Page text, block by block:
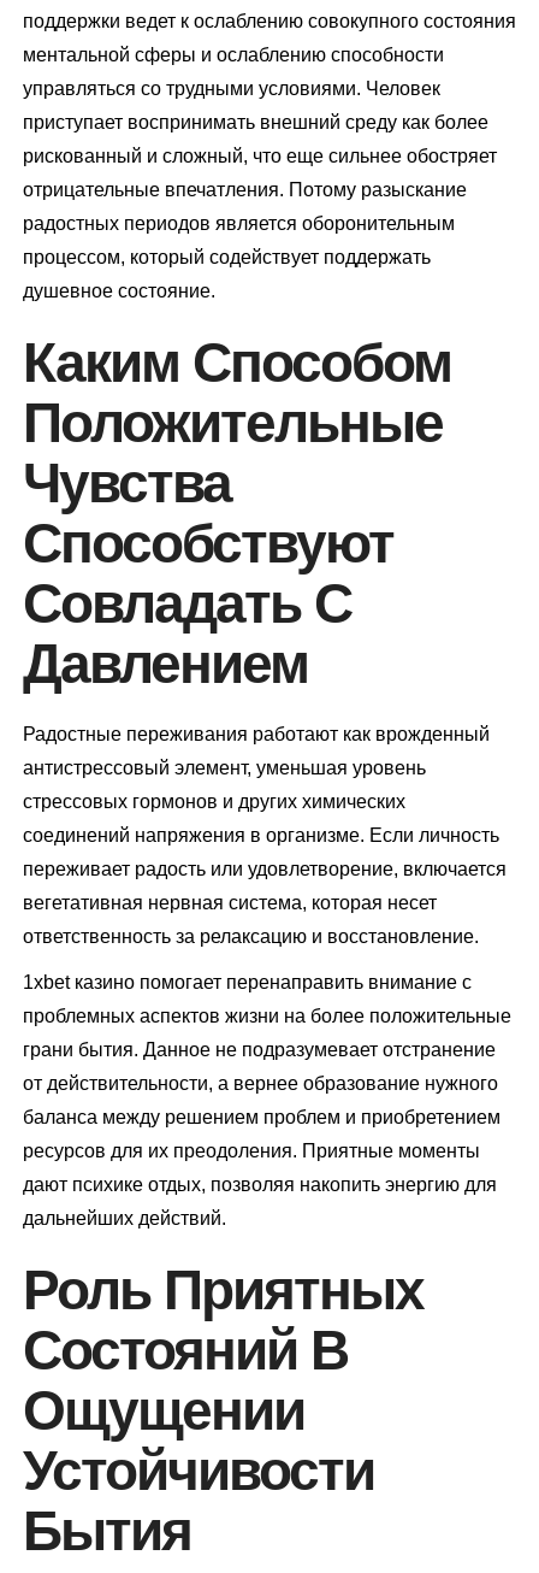
поддержки ведет к ослаблению совокупного состояния
ментальной сферы и ослаблению способности
управляться со трудными условиями. Человек
приступает воспринимать внешний среду как более
рискованный и сложный, что еще сильнее обостряет
отрицательные впечатления. Потому разыскание
радостных периодов является оборонительным
процессом, который содействует поддержать
душевное состояние.
Каким Способом
Положительные
Чувства
Способствуют
Совладать С
Давлением
Радостные переживания работают как врожденный
антистрессовый элемент, уменьшая уровень
стрессовых гормонов и других химических
соединений напряжения в организме. Если личность
переживает радость или удовлетворение, включается
вегетативная нервная система, которая несет
ответственность за релаксацию и восстановление.
1xbet казино помогает перенаправить внимание с
проблемных аспектов жизни на более положительные
грани бытия. Данное не подразумевает отстранение
от действительности, а вернее образование нужного
баланса между решением проблем и приобретением
ресурсов для их преодоления. Приятные моменты
дают психике отдых, позволяя накопить энергию для
дальнейших действий.
Роль Приятных
Состояний В
Ощущении
Устойчивости
Бытия